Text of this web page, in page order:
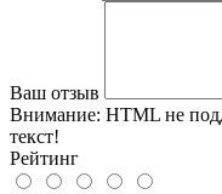
Ваш отзыв
Внимание: HTML не
текст!
Рейтинг